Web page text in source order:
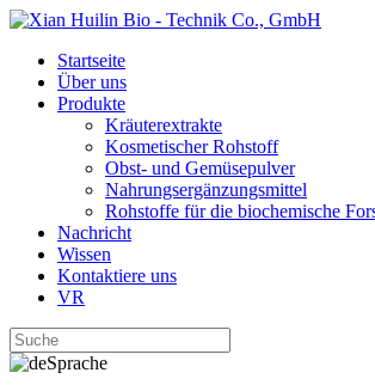
Startseite
Über uns
Produkte
Kräuterextrakte
Kosmetischer Rohstoff
Obst- und Gemüsepulver
Nahrungsergänzungsmittel
Rohstoffe für die biochemische
Nachricht
Wissen
Kontaktiere uns
VR
Sprache